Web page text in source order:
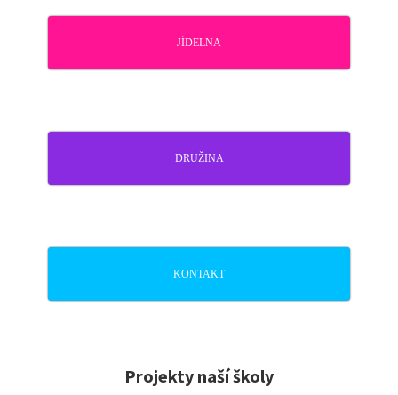
JÍDELNA
DRUŽINA
KONTAKT
Projekty naší školy